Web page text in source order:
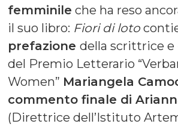
femminile che ha reso
il suo libro: Fiori di loto
prefazionedella scrittrice
del Premio Letterario
Women” Mariangela
commento finale di
(Direttrice dell’Istituto